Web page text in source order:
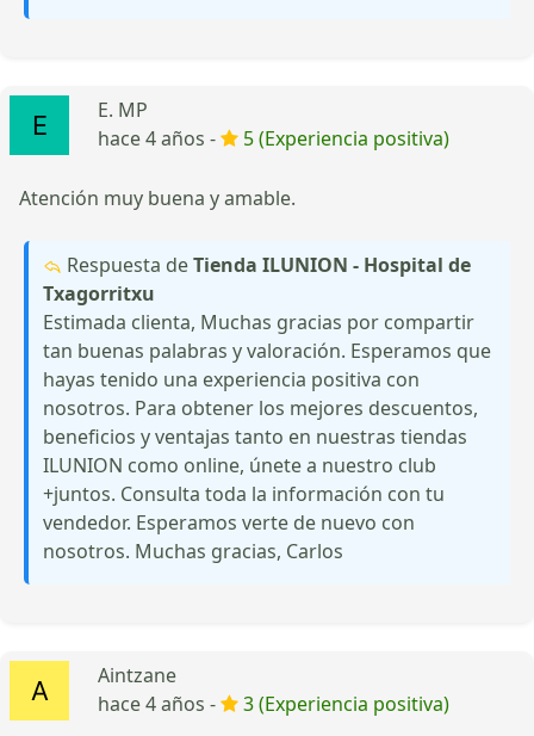
E. MP
hace 4 años -
5 (Experiencia positiva)
Atención muy buena y amable.
Respuesta deTienda ILUNION - Hospital de
Txagorritxu
Estimada clienta, Muchas gracias por compartir
tan buenas palabras y valoración. Esperamos que
hayas tenido una experiencia positiva con
nosotros. Para obtener los mejores descuentos,
beneficios y ventajas tanto en nuestras tiendas
ILUNION como online, únete a nuestro club
+juntos. Consulta toda la información con tu
vendedor. Esperamos verte de nuevo con
nosotros. Muchas gracias, Carlos
Aintzane
hace 4 años -
3 (Experiencia positiva)